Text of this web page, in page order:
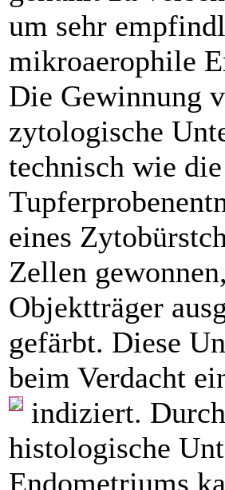
um sehr
mikroaerophile
Die Gewinnung
zytologische
technisch wie die
eines
Zellen
Objektträger
gefärbt. Diese
beim Verdacht
indiziert.
histologische
Endometriums